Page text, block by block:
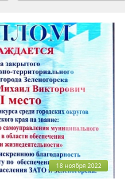
18 ноября 2022